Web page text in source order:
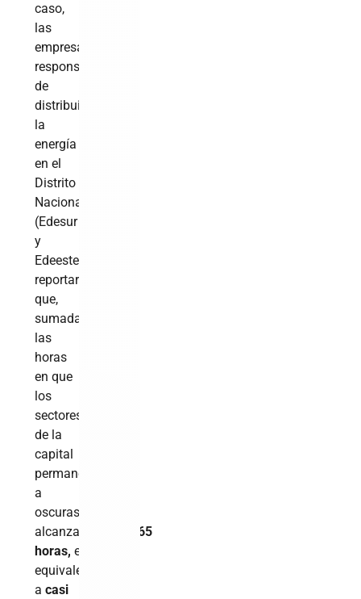
caso,
las
empresas
responsables
de
distribuir
la
energía
en el
Distrito
Nacional
(Edesur
y
Edeeste)
reportaron
que,
sumadas,
las
horas
en que
los
sectores
de la
capital
permanecieron
a
oscuras
alcanzaron
4,075.65
horas,el
equivalente
acasi